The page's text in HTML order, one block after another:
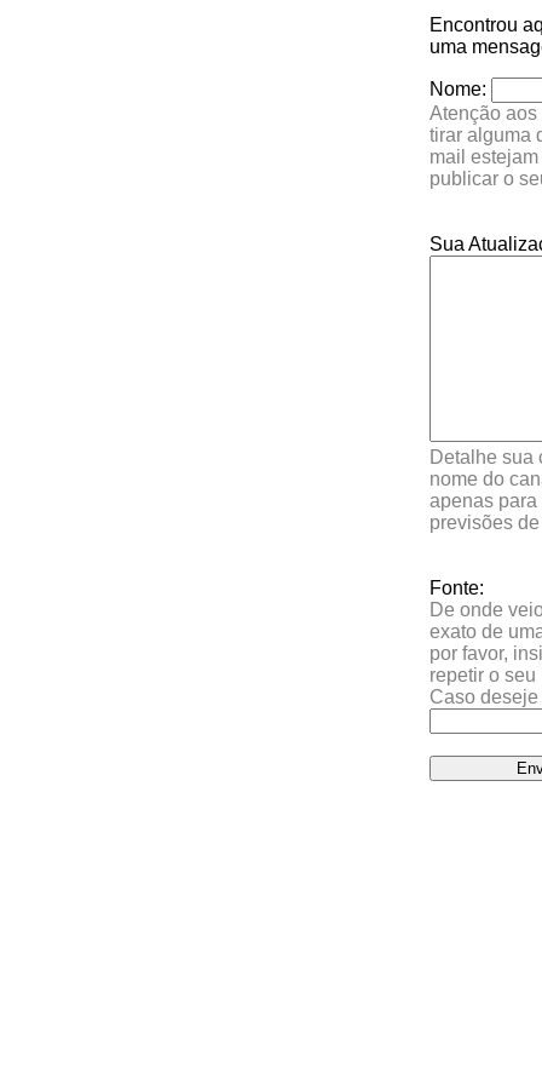
Encontrou
uma
Nome:
Atenção aos
tirar alguma
mail
publicar o
Sua
Detalhe sua
nome do
apenas
previsões
Fonte:
De onde
exato de
por favor,
repetir o seu
Caso